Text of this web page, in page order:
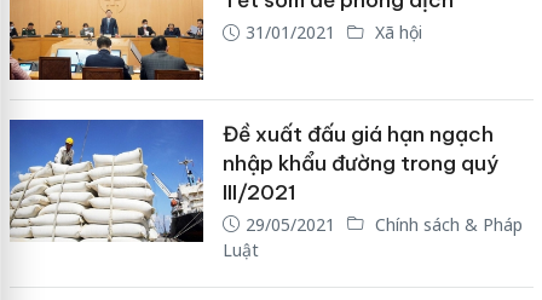
31/01/2021 Xã hội
Đề xuất đấu giá hạn ngạch
nhập khẩu đường trong quý
III/2021
29/05/2021
Chính sách & Pháp
Luật